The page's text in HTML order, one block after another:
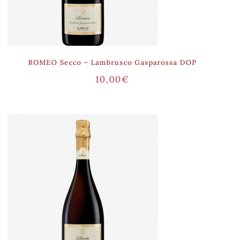
ROMEO Secco – Lambrusco Gasparossa DOP
10,00€